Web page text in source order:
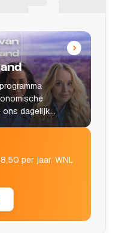
ons dagelijks
per jaar. WNL